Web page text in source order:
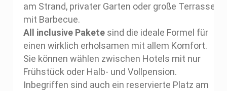
am Strand, privater Garten oder große Terrasse
mit Barbecue.
All inclusive Pakete sind die ideale Formel für
einen wirklich erholsamen mit allem Komfort.
Sie können wählen zwischen Hotels mit nur
Frühstück oder Halb- und Vollpension.
Inbegriffen sind auch ein reservierte Platz am